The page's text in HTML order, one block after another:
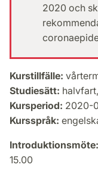
2020 och
Kurstillfälle:
Studiesätt:
Kursperiod: 2020-
Kursspråk:
Introduktionsmöte:
15.00